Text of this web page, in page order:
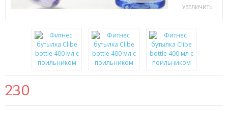
ЗЕРКАЛО С LED ПОДСВЕТКОЙ
КРЕМ ДЛЯ ЛИЦА
КОСМЕТИКА BIOAQUA
УВЕЛИЧИТЬ
230